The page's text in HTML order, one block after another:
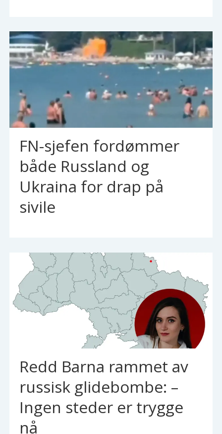
FN-sjefen fordømmer
både Russland og
Ukraina for drap på
sivile
Redd Barna rammet av
russisk glidebombe: –
Ingen steder er trygge
nå